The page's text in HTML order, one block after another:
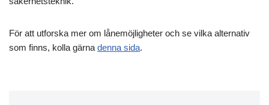
För att utforska mer om lånemöjligheter och se vilka alternativ
som finns, kolla gärna denna sida.